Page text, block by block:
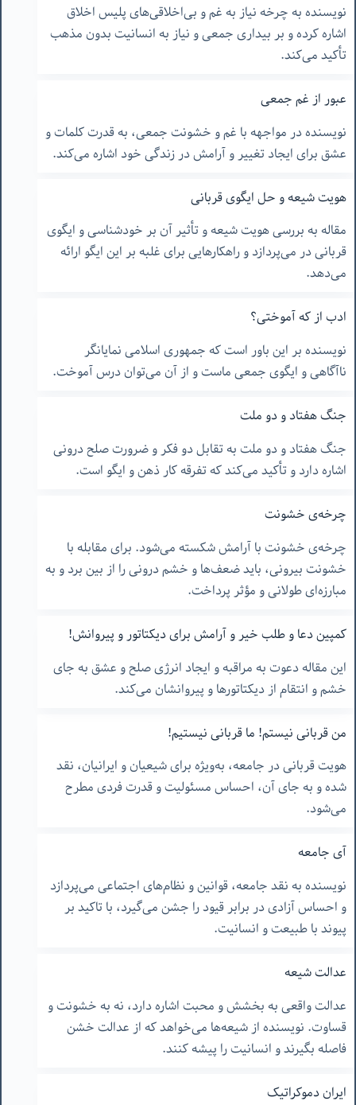
نویسنده به چرخه نیاز به غم و بی‌اخلاقی‌های پلیس اخلاق
اشاره کرده و بر بیداری جمعی و نیاز به انسانیت بدون مذهب
تأکید می‌کند.
عبور از غم جمعی
نویسنده در مواجهه با غم و خشونت جمعی، به قدرت کلمات و
عشق برای ایجاد تغییر و آرامش در زندگی خود اشاره می‌کند.
هویت شیعه و حل ایگوی قربانی
مقاله به بررسی هویت شیعه و تأثیر آن بر خودشناسی و ایگوی
قربانی در می‌پردازد و راهکارهایی برای غلبه بر این ایگو ارائه
می‌دهد.
ادب از که آموختی؟
نویسنده بر این باور است که جمهوری اسلامی نمایانگر
ناآگاهی و ایگوی جمعی ماست و از آن می‌توان درس آموخت.
جنگ هفتاد و دو ملت
جنگ هفتاد و دو ملت به تقابل دو فکر و ضرورت صلح درونی
اشاره دارد و تأکید می‌کند که تفرقه کار ذهن و ایگو است.
چرخه‌ی خشونت
چرخه‌ی خشونت با آرامش شکسته می‌شود. برای مقابله با
خشونت بیرونی، باید ضعف‌ها و خشم درونی را از بین برد و به
مبارزه‌ای طولانی و مؤثر پرداخت.
کمپین دعا و طلب خیر و آرامش برای دیکتاتور و پیروانش!
این مقاله دعوت به مراقبه و ایجاد انرژی صلح و عشق به جای
خشم و انتقام از دیکتاتورها و پیروانشان می‌کند.
من قربانی نیستم! ما قربانی نیستیم!
هویت قربانی در جامعه، به‌ویژه برای شیعیان و ایرانیان، نقد
شده و به جای آن، احساس مسئولیت و قدرت فردی مطرح
می‌شود.
آی جامعه
نویسنده به نقد جامعه، قوانین و نظام‌های اجتماعی می‌پردازد
و احساس آزادی در برابر قیود را جشن می‌گیرد، با تاکید بر
پیوند با طبیعت و انسانیت.
عدالت شیعه
عدالت واقعی به بخشش و محبت اشاره دارد، نه به خشونت و
قساوت. نویسنده از شیعه‌ها می‌خواهد که از عدالت خشن
فاصله بگیرند و انسانیت را پیشه کنند.
ایران دموکراتیک